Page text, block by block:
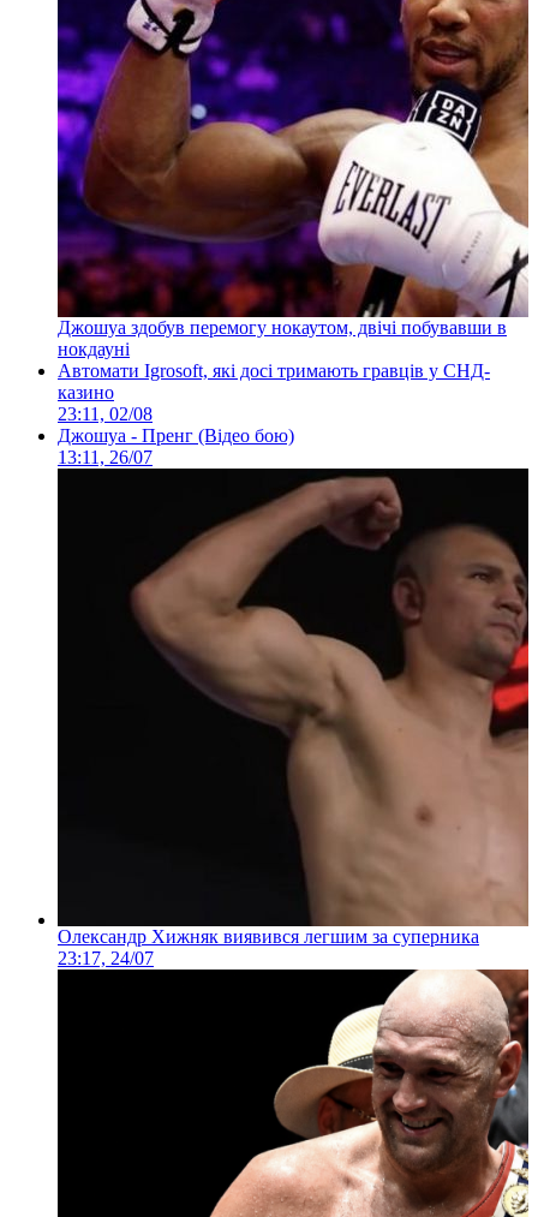
Джошуа здобув перемогу нокаутом, двічі побувавши в
нокдауні
Автомати Igrosoft, які досі тримають гравців у СНД-
казино
23:11, 02/08
Джошуа - Пренг (Відео бою)
13:11, 26/07
Олександр Хижняк виявився легшим за суперника
23:17, 24/07